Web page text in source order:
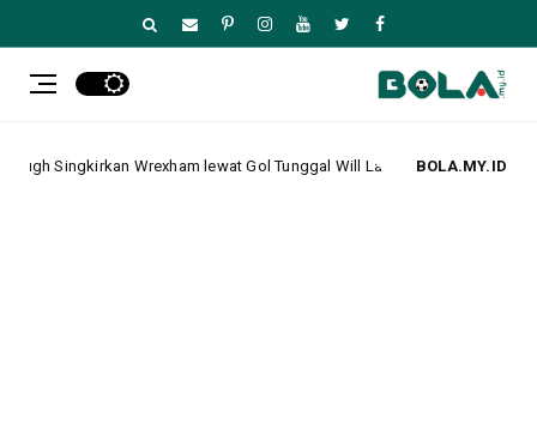
BOLA.MY.ID
Middlesbrough Singkirkan Wrexham lewat Gol Tunggal Will Lankshear